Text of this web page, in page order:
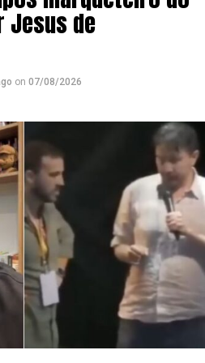
Jesus de
on 07/08/2026